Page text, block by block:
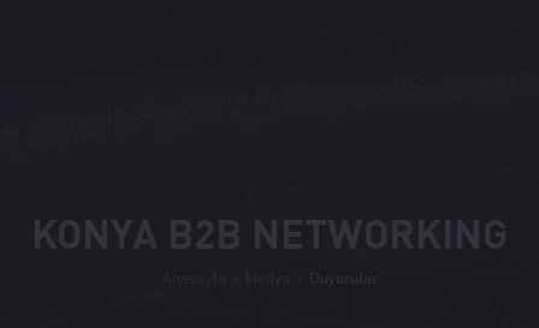
KONYA B2B NETWORKING
Anasayfa Medya Duyurular